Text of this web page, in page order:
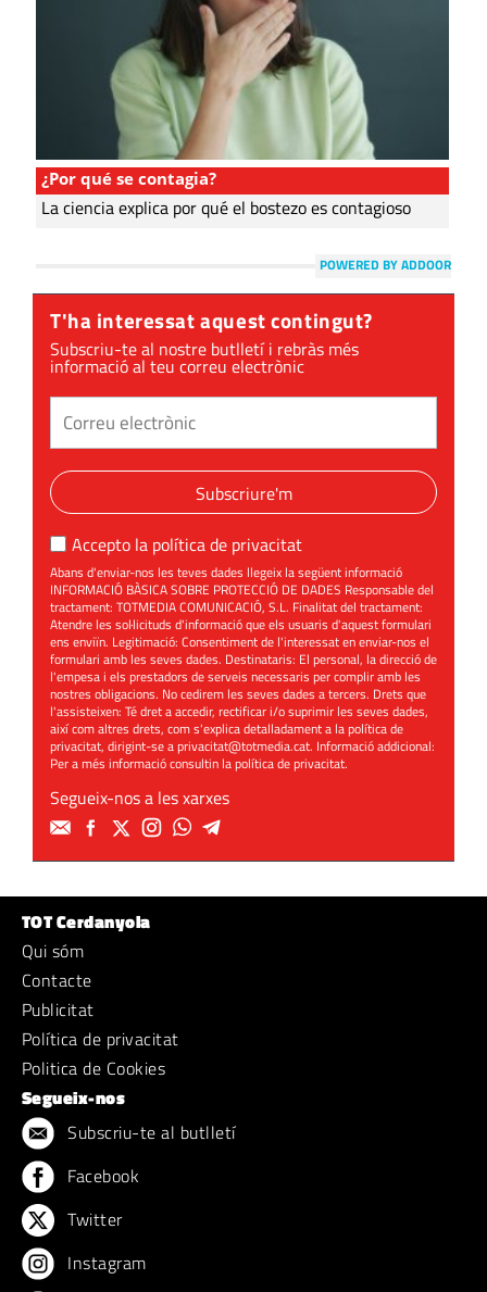
¿Por qué se contagia?
La ciencia explica por qué el bostezo es contagioso
POWERED BY ADDOOR
T'ha interessat aquest contingut?
Subscriu-te al nostre butlletí i rebràs més
informació al teu correu electrònic
Subscriure'm
Accepto la política de privacitat
Abans d'enviar-nos les teves dades llegeix la següent informació
INFORMACIÓ BÀSICA SOBRE PROTECCIÓ DE DADES Responsable del
tractament: TOTMEDIA COMUNICACIÓ, S.L. Finalitat del tractament:
Atendre les sol·licituds d'informació que els usuaris d'aquest formulari
ens enviïn. Legitimació: Consentiment de l'interessat en enviar-nos el
formulari amb les seves dades. Destinataris: El personal, la direcció de
l'empesa i els prestadors de serveis necessaris per complir amb les
nostres obligacions. No cedirem les seves dades a tercers. Drets que
l'assisteixen: Té dret a accedir, rectificar i/o suprimir les seves dades,
així com altres drets, com s'explica detalladament a la política de
privacitat, dirigint-se aprivacitat@totmedia.cat. Informació addicional:
Per a més informació consultin lapolítica de privacitat.
Segueix-nos a les xarxes
TOT Cerdanyola
Qui sóm
Contacte
Publicitat
Política de privacitat
Politica de Cookies
Segueix-nos
Subscriu-te al butlletí
Facebook
Twitter
Instagram